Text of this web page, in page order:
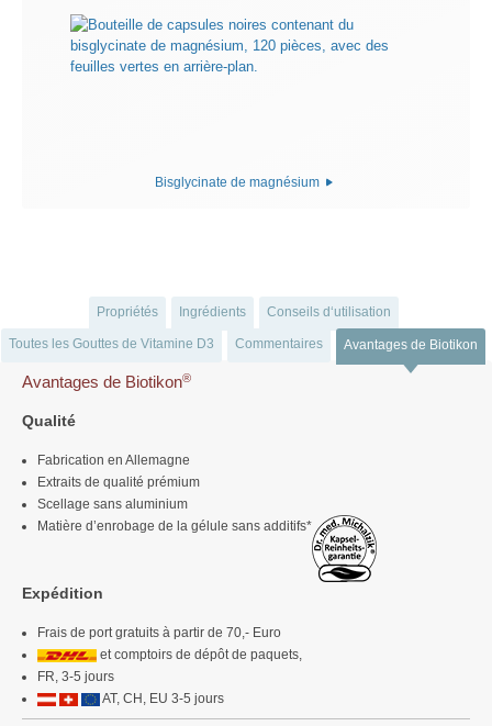
Bisglycinate de magnésium
Propriétés Ingrédients Conseils d‘utilisation
Toutes les Gouttes de Vitamine D3 Commentaires Avantages de Biotikon
Avantages de Biotikon®
Qualité
Fabrication en Allemagne
Extraits de qualité prémium
Scellage sans aluminium
Matière d’enrobage de la gélule sans additifs*
Expédition
Frais de port gratuits à partir de 70,- Euro
et comptoirs de dépôt de paquets,
FR, 3-5 jours
AT, CH, EU 3-5 jours